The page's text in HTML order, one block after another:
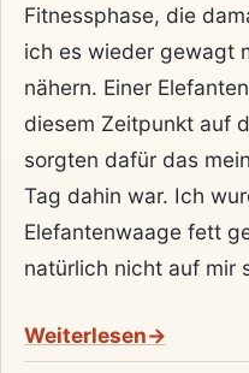
Fitnessphase, die
ich es wieder gewagt
nähern. Einer
diesem Zeitpunkt auf
sorgten dafür das
Tag dahin war. Ich
Elefantenwaage fett
natürlich nicht auf mir
Weiterlesen